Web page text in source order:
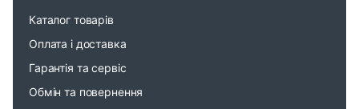
Каталог товарів
Оплата і доставка
Гарантія та сервіс
Обмін та повернення